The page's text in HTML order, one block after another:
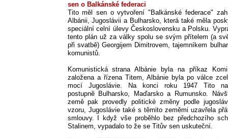
sen o Balkánské federaci
Tito měl sen o vytvoření "Balkánské federace"
Albánii, Jugoslávii a Bulharsko, která také měla
speciální celní úlevy Československu a Polsku.
tento plán už za války spolu se svým přítelem (a
při svatbě) Georgijem Dimitrovem, tajemníkem
komunistů.
Komunistická strana Albánie byla na příkaz
založena a řízena Titem, Albánie byla po válce
mocí Jugoslávie. Na konci roku 1947 Tito
postupně Bulharsko, Maďarsko a Rumunsko.
země pak provedly politické změny podle
vzoru, Jugoslávie také s těmito zeměmi uzavřela
smlouvy. I když vše proběhlo bez předchozího
Stalinem, vypadalo to že se Titův sen uskuteční.